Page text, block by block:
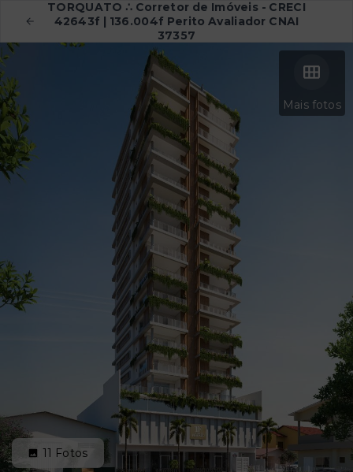
TORQUATO ∴ Corretor de Imóveis - CRECI
42643f | 136.004f Perito Avaliador CNAI
37357
Mais fotos
11 Fotos